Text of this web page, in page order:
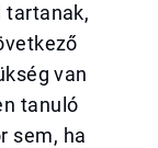
tartanak,
van
tanuló
sem, ha